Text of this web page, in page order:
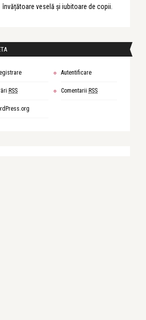
învățătoare veselă și iubitoare de copii.
Autentificare
RSS Comentarii RSS